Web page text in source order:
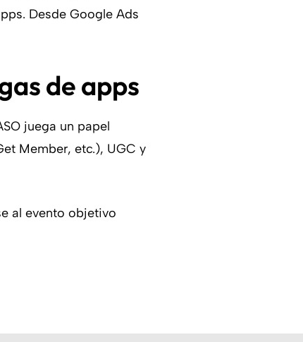
Desde Google Ads
de apps
juega un papel
Member, etc.), UGC y
al evento objetivo